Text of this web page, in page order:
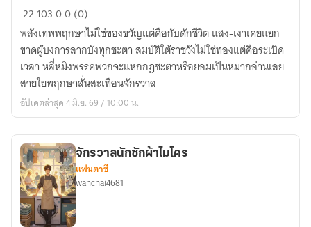
สายใย
พฤกษา
ตำนาน
เหนือ
กฎ
ชะตา
22 10300 (0)
พลังเทพพฤกษาไม่ใช่ของขวัญแต่คือกับดักชีวิต แสง-เงาเคยแยก
ขาดผู้บงการลากบังทุกชะตา สมบัติใต้ราชวังไม่ใช่ทองแต่คือระเบิด
เวลา หลี่หมิงพรรคพวกจะแหกกฎชะตาหรือยอมเป็นหมากอ่านเลย
สายใยพฤกษาสั่นสะเทือนจักรวาล
อัปเดตล่าสุด 4 มิ.ย. 69 / 10:00 น.
จักรวาลนักซักผ้าไมโคร
แฟนตาซี
wanchai4681